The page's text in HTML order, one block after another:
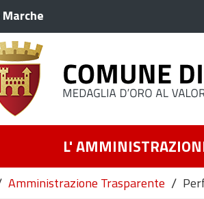
L'
Amministrazione Trasparente /